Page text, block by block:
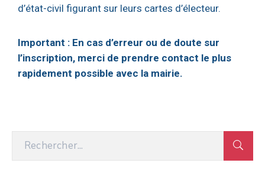
d’état-civil figurant sur leurs cartes d’électeur.
Important : En cas d’erreur ou de doute sur
l’inscription, merci de prendre contact le plus
rapidement possible avec la mairie.